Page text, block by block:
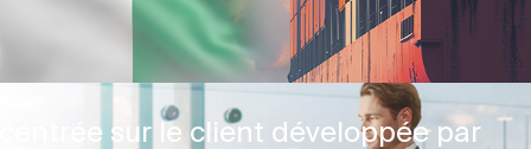
sur le client développée par